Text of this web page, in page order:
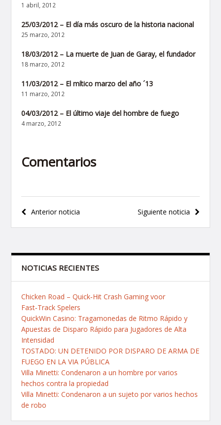
1 abril, 2012
25/03/2012 – El día más oscuro de la historia nacional
25 marzo, 2012
18/03/2012 – La muerte de Juan de Garay, el fundador
18 marzo, 2012
11/03/2012 – El mítico marzo del año ´13
11 marzo, 2012
04/03/2012 – El último viaje del hombre de fuego
4 marzo, 2012
Comentarios
Navegación
de
Siguiente noticia
Anterior noticia
NOTICIAS RECIENTES
Chicken Road – Quick‑Hit Crash Gaming voor
Fast‑Track Spelers
QuickWin Casino: Tragamonedas de Ritmo Rápido y
Apuestas de Disparo Rápido para Jugadores de Alta
Intensidad
TOSTADO: UN DETENIDO POR DISPARO DE ARMA DE
FUEGO EN LA VIA PÚBLICA
Villa Minetti: Condenaron a un hombre por varios
hechos contra la propiedad
Villa Minetti: Condenaron a un sujeto por varios hechos
de robo